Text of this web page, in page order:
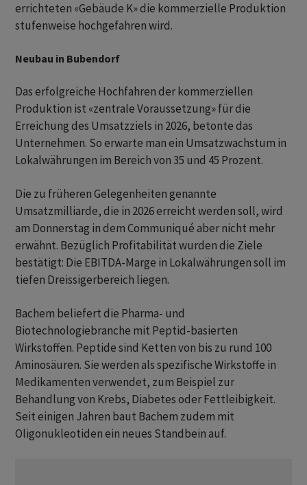
errichteten «Gebäude K» die kommerzielle Produktion
stufenweise hochgefahren wird.
Neubau in Bubendorf
Das erfolgreiche Hochfahren der kommerziellen
Produktion ist «zentrale Voraussetzung» für die
Erreichung des Umsatzziels in 2026, betonte das
Unternehmen. So erwarte man ein Umsatzwachstum in
Lokalwährungen im Bereich von 35 und 45 Prozent.
Die zu früheren Gelegenheiten genannte
Umsatzmilliarde, die in 2026 erreicht werden soll, wird
am Donnerstag in dem Communiqué aber nicht mehr
erwähnt. Bezüglich Profitabilität wurden die Ziele
bestätigt: Die EBITDA-Marge in Lokalwährungen soll im
tiefen Dreissigerbereich liegen.
Bachem beliefert die Pharma- und
Biotechnologiebranche mit Peptid-basierten
Wirkstoffen. Peptide sind Ketten von bis zu rund 100
Aminosäuren. Sie werden als spezifische Wirkstoffe in
Medikamenten verwendet, zum Beispiel zur
Behandlung von Krebs, Diabetes oder Fettleibigkeit.
Seit einigen Jahren baut Bachem zudem mit
Oligonukleotiden ein neues Standbein auf.